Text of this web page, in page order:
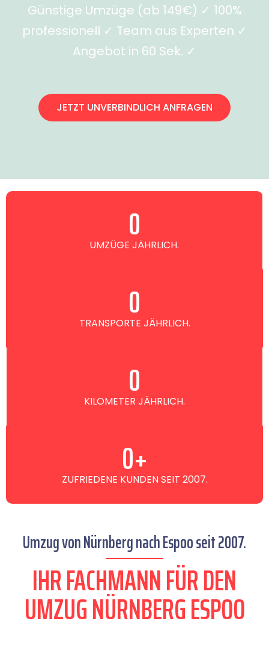
Günstige Umzüge (ab 149€) ✓ 100%
professionell ✓ Team aus Experten ✓
Angebot in 60 Sek. ✓
JETZT UNVERBINDLICH ANFRAGEN
UMZÜGE JÄHRLICH.
0
TRANSPORTE JÄHRLICH.
0
KILOMETER JÄHRLICH.
0
ZUFRIEDENE KUNDEN SEIT 2007.
0+
Umzug von Nürnberg nach Espoo seit 2007.
IHR FACHMANN FÜR DEN
UMZUG NÜRNBERG ESPOO